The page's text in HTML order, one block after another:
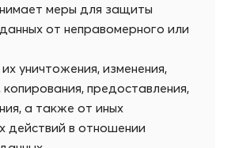
меры для защиты
от неправомерного или
уничтожения, изменения,
предоставления,
а также от иных
действий в отношении